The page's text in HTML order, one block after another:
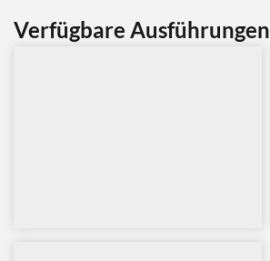
Verfügbare Ausführungen